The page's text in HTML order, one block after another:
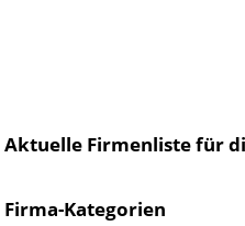
Aktuelle Firmenliste für
Firma-Kategorien